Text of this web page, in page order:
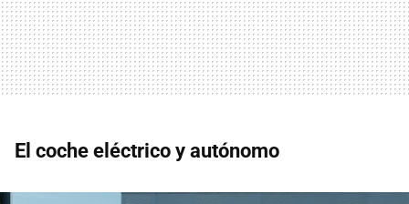
El coche eléctrico y autónomo